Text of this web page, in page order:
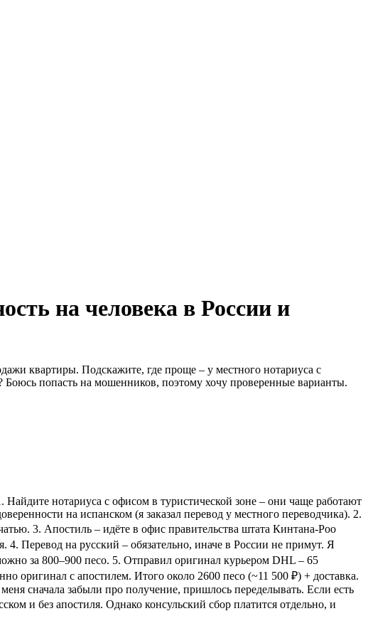
на человека в России и
квартиры. Подскажите, где проще – у местного нотариуса с
Боюсь попасть на мошенников, поэтому хочу проверенные варианты.
нотариуса с офисом в туристической зоне – они чаще работают
на испанском (я заказал перевод у местного переводчика). 2.
3. Апостиль – идёте в офис правительства штата Кинтана-Роо
4. Перевод на русский – обязательно, иначе в России не примут. Я
за 800–900 песо. 5. Отправил оригинал курьером DHL – 65
оригинал с апостилем. Итого около 2600 песо (~11 500 ₽) + доставка.
сначала забыли про получение, пришлось переделывать. Если есть
и без апостиля. Однако консульский сбор платится отдельно, и